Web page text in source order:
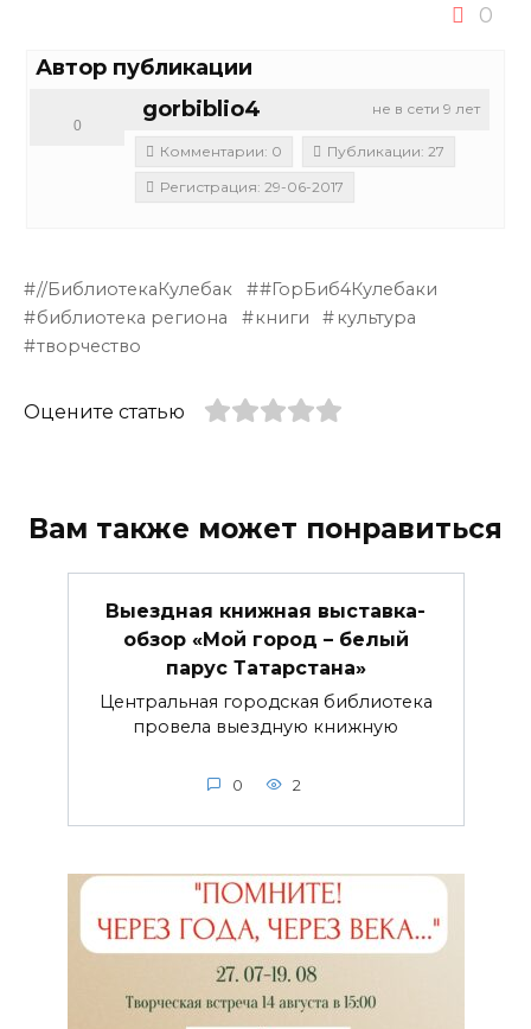
0
Автор публикации
не в сети 9 лет
gorbiblio4
0
Комментарии: 0
Публикации: 27
Регистрация: 29-06-2017
//БиблиотекаКулебак
#ГорБиб4Кулебаки
библиотека региона
книги
культура
творчество
Оцените статью
Вам также может понравиться
Выездная книжная выставка-
обзор «Мой город – белый
парус Татарстана»
Центральная городская библиотека
провела выездную книжную
0 2